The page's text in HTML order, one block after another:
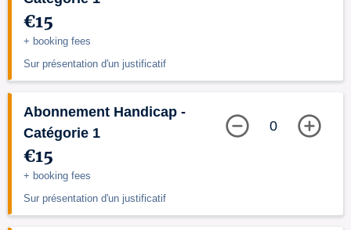
€15
+ booking fees
Sur présentation d'un justificatif
Abonnement Handicap -
Catégorie 1
€15
+ booking fees
Sur présentation d'un justificatif
0